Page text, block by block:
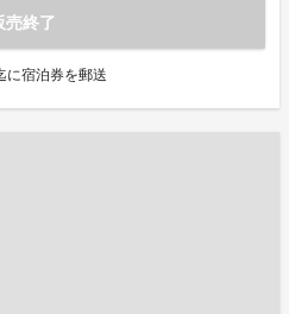
売終了
に宿泊券を郵送